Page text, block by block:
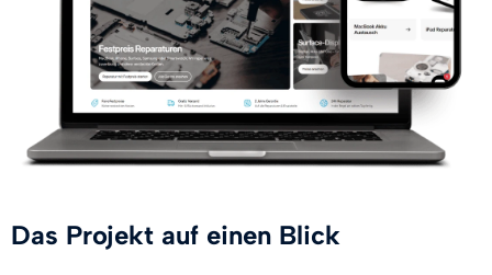
Das Projekt auf einen Blick